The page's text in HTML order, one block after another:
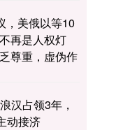
，美俄以等10
再是人权灯
尊重，虚伪作
汉占领3年，
动接济